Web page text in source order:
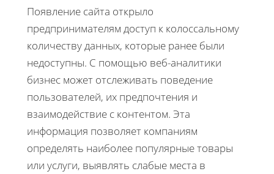
Появление сайта открыло
предпринимателям доступ к колоссальному
количеству данных, которые ранее были
недоступны. С помощью веб-аналитики
бизнес может отслеживать поведение
пользователей, их предпочтения и
взаимодействие с контентом. Эта
информация позволяет компаниям
определять наиболее популярные товары
или услуги, выявлять слабые места в